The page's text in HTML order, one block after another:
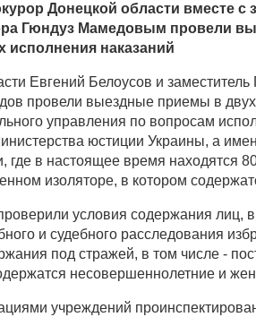
Донецкой области вместе с
Гюндуз Мамедовым провели
исполнения наказаний
Евгений Белоусов и заместитель
провели выездные приемы в
управления по вопросам
юстиции Украины, а
где в настоящее время находятся
изоляторе, в котором
условия содержания лиц,
и судебного расследования
под стражей, в том числе -
несовершеннолетние и
учреждений